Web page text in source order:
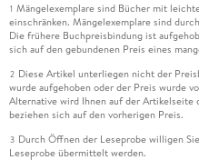
1 Mängelexemplare sind Bücher mit
einschränken. Mängelexemplare sind
Die frühere Buchpreisbindung ist
sich auf den gebundenen Preis eines
2 Diese Artikel unterliegen nicht der
wurde aufgehoben oder der Preis wurde
Alternative wird Ihnen auf der Artikelseite
beziehen sich auf den vorherigen Preis.
3 Durch Öffnen der Leseprobe willigen
Leseprobe übermittelt werden.